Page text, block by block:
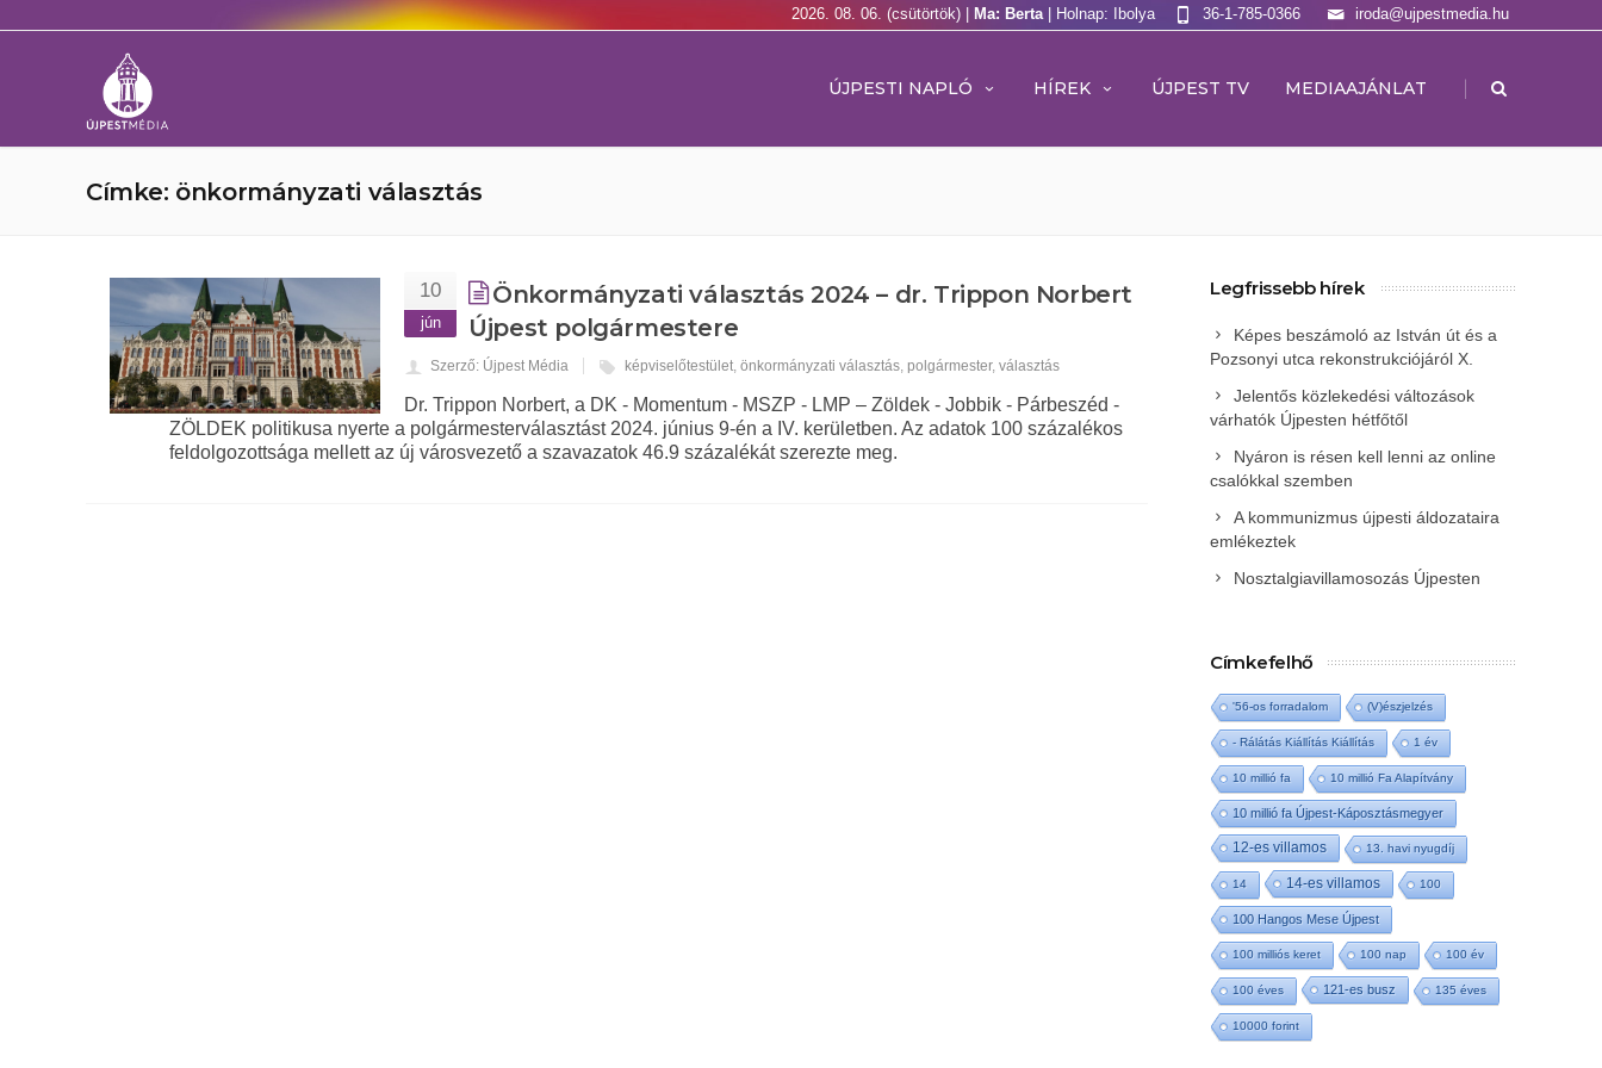
2026. 08. 06. (csütörtök) | Ma: Berta | Holnap: Ibolya iroda@ujpestmedia.hu
36-1-785-0366
ÚJPESTI NAPLÓ HÍREK ÚJPEST TV MEDIAAJÁNLAT |
Címke: önkormányzati választás
10
jún
Önkormányzati választás 2024 – dr. Trippon Norbert
Újpest polgármestere
Szerző: Újpest Média képviselőtestület,önkormányzati választás,polgármester,választás
Dr. Trippon Norbert, a DK - Momentum - MSZP - LMP – Zöldek - Jobbik - Párbeszéd -
ZÖLDEK politikusa nyerte a polgármesterválasztást 2024. június 9-én a IV. kerületben. Az adatok 100 százalékos
feldolgozottsága mellett az új városvezető a szavazatok 46.9 százalékát szerezte meg.
Legfrissebb hírek
Képes beszámoló az István út és a
Pozsonyi utca rekonstrukciójáról X.
Jelentős közlekedési változások
várhatók Újpesten hétfőtől
Nyáron is résen kell lenni az online
csalókkal szemben
A kommunizmus újpesti áldozataira
emlékeztek
Nosztalgiavillamosozás Újpesten
Címkefelhő
'56-os forradalom (V)észjelzés
- Rálátás Kiállítás Kiállítás 1 év
10 millió fa 10 millió Fa Alapítvány
10 millió fa Újpest-Káposztásmegyer
12-es villamos 13. havi nyugdíj
14 14-es villamos 100
100 Hangos Mese Újpest
100 milliós keret 100 nap 100 év
100 éves 121-es busz 135 éves
10000 forint